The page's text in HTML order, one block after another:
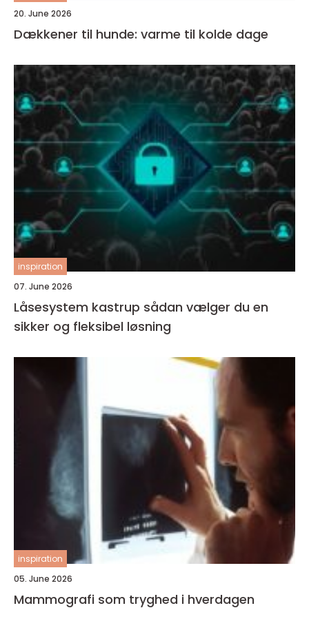
20. June 2026
Dækkener til hunde: varme til kolde dage
inspiration
07. June 2026
Låsesystem kastrup sådan vælger du en
sikker og fleksibel løsning
inspiration
05. June 2026
Mammografi som tryghed i hverdagen